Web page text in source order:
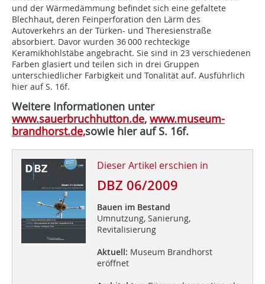
und der Wärmedämmung befindet sich eine gefaltete
Blechhaut, deren Feinperforation den Lärm des
Autoverkehrs an der Türken- und Theresienstraße
absorbiert. Davor wurden 36 000 rechteckige
Keramikhohlstäbe angebracht. Sie sind in 23 verschiedenen
Farben glasiert und teilen sich in drei Gruppen
unterschiedlicher Farbigkeit und Tonalität auf. Ausführlich
hier auf S. 16f.
Weitere Informationen unter
www.sauerbruchhutton.de, www.museum-
brandhorst.de,sowie hier auf S. 16f.
Dieser Artikel erschien in
DBZ 06/2009
Bauen im Bestand
Umnutzung, Sanierung,
Revitalisierung
Aktuell: Museum Brandhorst
eröffnet